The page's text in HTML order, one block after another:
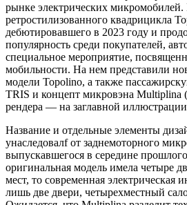
рынке электрических микромобилей.
ретростилизованного квадрицикла
дебютировавшего в 2023 году и
популярность среди покупателей,
специальное мероприятие,
мобильности. На нем представили
модели Topolino, а также
TRIS и концепт микровэна Multiplina
рендера — на заглавной
Название и отдельные элементы
унаследовалf от заднемоторного
выпускавшегося в середине
оригинальная модель имела четыре
мест, то современная электрическая
лишь две двери, четырехместный